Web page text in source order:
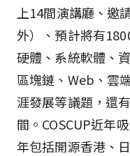
上14間演講廳、邀
外）、預計將有
硬體、系統軟體、
區塊鏈、Web、雲
涯發展等議題，還
間。COSCUP近年
年包括開源香港、